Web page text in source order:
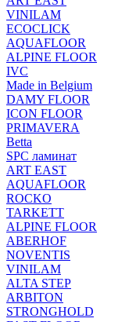
VINILAM
ECOCLICK
AQUAFLOOR
ALPINE FLOOR
IVC
Made in Belgium
DAMY FLOOR
ICON FLOOR
PRIMAVERA
Betta
SPC ламинат
ART EAST
AQUAFLOOR
ROCKO
TARKETT
ALPINE FLOOR
ABERHOF
NOVENTIS
VINILAM
ALTA STEP
ARBITON
STRONGHOLD